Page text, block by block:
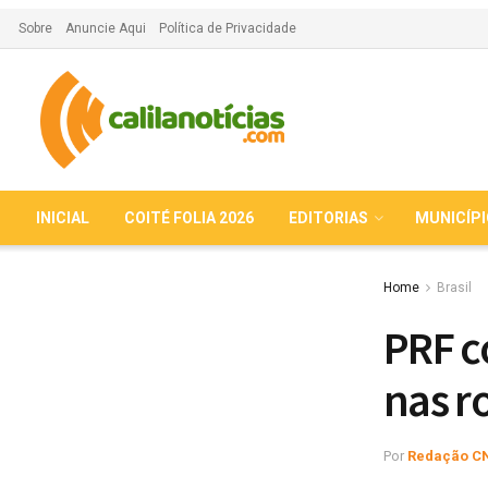
Sobre Anuncie Aqui Política de Privacidade
INICIAL COITÉ FOLIA 2026 EDITORIAS
Home Brasil
PRF
nas
Por Redação